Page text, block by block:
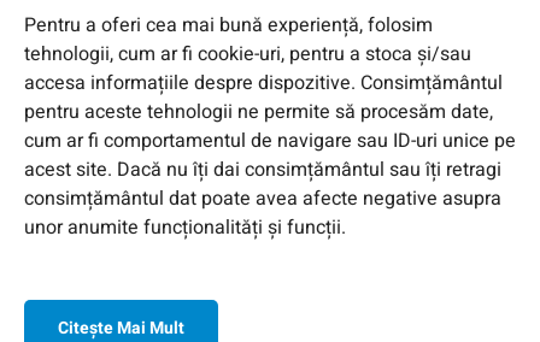
Pentru a oferi cea mai bună experiență, folosim
tehnologii, cum ar fi cookie-uri, pentru a stoca și/sau
accesa informațiile despre dispozitive. Consimțământul
pentru aceste tehnologii ne permite să procesăm date,
cum ar fi comportamentul de navigare sau ID-uri unice pe
acest site. Dacă nu îți dai consimțământul sau îți retragi
consimțământul dat poate avea afecte negative asupra
unor anumite funcționalități și funcții.
Citeşte Mai Mult